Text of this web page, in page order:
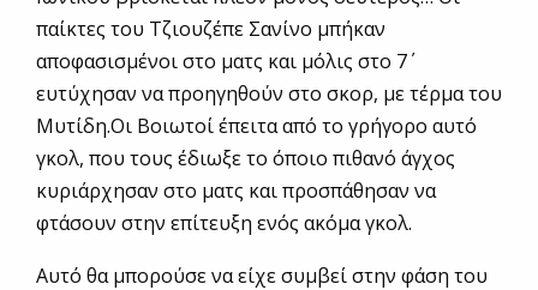
παίκτες του Τζιουζέπε Σανίνο μπήκαν
αποφασισμένοι στο ματς και μόλις στο 7΄
ευτύχησαν να προηγηθούν στο σκορ, με τέρμα του
Μυτίδη.Οι Βοιωτοί έπειτα από το γρήγορο αυτό
γκολ, που τους έδιωξε το όποιο πιθανό άγχος
κυριάρχησαν στο ματς και προσπάθησαν να
φτάσουν στην επίτευξη ενός ακόμα γκολ.
Αυτό θα μπορούσε να είχε συμβεί στην φάση του